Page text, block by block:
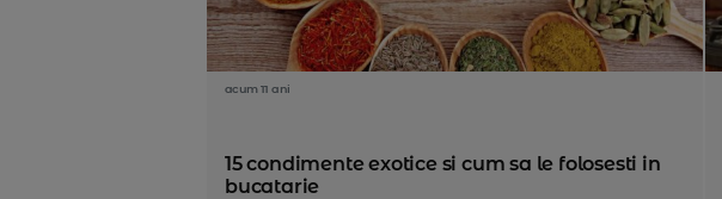
acum 11 ani
15 condimente exotice si cum sa le folosesti in
bucatarie